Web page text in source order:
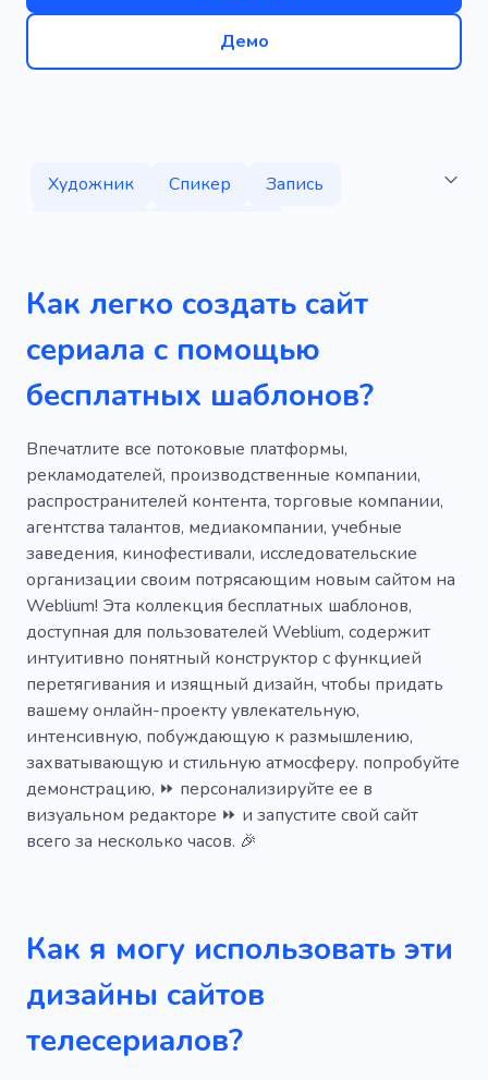
Демо
Художник Спикер
Запись
Знаменитость
Фильмы
Слушание
Звук
Музыкальное видео
Сми
Привлечение внимания
Запуск вскоре
Тизер
Актер
Фильм
Серии
Кино
Удивительный
Отличный
Популярный
Уникальный
Крутой
SEO Простой
Оружие
Театр Смотреть
Литье
Фан-клуб
Речь
Голос к фильму
Драматический театр
Диджей
Слушатель
Аудио Концерт
Танец
Ночь
Певец
Композитор
Музыкальная школа
Музыкальная студия
Оркестр
Рейв
Саксофон
Как легко создать сайт
сериала с помощью
бесплатных шаблонов?
Впечатлите все потоковые платформы,
рекламодателей, производственные компании,
распространителей контента, торговые компании,
агентства талантов, медиакомпании, учебные
заведения, кинофестивали, исследовательские
организации своим потрясающим новым сайтом на
Weblium! Эта коллекция бесплатных шаблонов,
доступная для пользователей Weblium, содержит
интуитивно понятный конструктор с функцией
перетягивания и изящный дизайн, чтобы придать
вашему онлайн-проекту увлекательную,
интенсивную, побуждающую к размышлению,
захватывающую и стильную атмосферу. попробуйте
демонстрацию, ⏩ персонализируйте ее в
визуальном редакторе ⏩ и запустите свой сайт
всего за несколько часов. 🎉
Как я могу использовать эти
дизайны сайтов
телесериалов?